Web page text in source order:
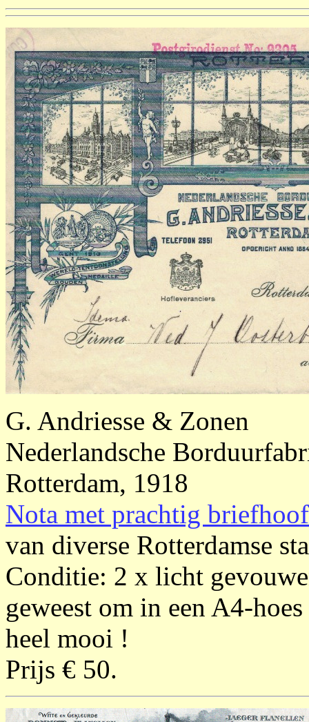
G. Andriesse & Zonen
Nederlandsche
Rotterdam, 1918
Nota met prachtig
van diverse Rotterdamse
Conditie: 2 x licht
geweest om in een A4-
heel mooi !
Prijs € 50.